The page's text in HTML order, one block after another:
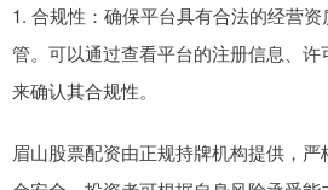
1. 合规性：确保平台具有合法的经营
管。可以通过查看平台的注册信息、
来确认其合规性。
眉山股票配资由正规持牌机构提供，